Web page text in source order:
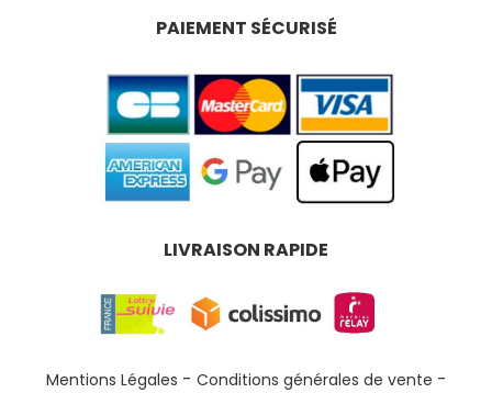
PAIEMENT SÉCURISÉ
LIVRAISON RAPIDE
Mentions Légales Conditions générales de vente